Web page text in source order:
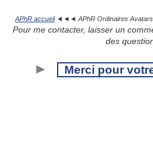
APhR accueil◄◄◄ APhR Ordinaires
Pour me contacter, laisser un
des
► Merci pour